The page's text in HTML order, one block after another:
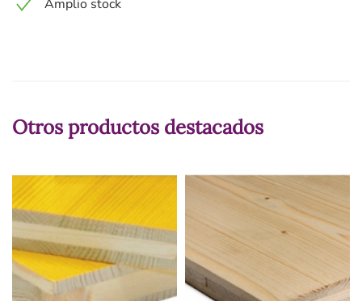
Amplio stock
Otros productos destacados